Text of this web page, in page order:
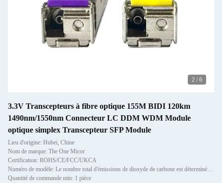
3 / 6
3.3V Transcepteurs à fibre optique 155M BIDI 120km
1490nm/1550nm Connecteur LC DDM WDM Module
optique simplex Transcepteur SFP Module
Lieu d'origine: Hubei, Chine
Nom de marque: The One Micor
Certification: ROHS/CE/FCC/UKCA
Numéro de modèle: Le nombre total d'émissions de dioxyde de carbone est déterminé en fonction de la fréquence de produ
Quantité de commande min: 1 pièce